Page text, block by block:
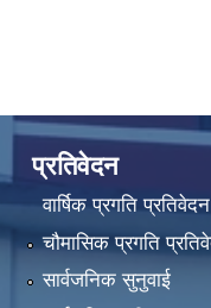
प्रतिवेदन
वार्षिक प्रगति प्रतिवेदन
चौमासिक प्रगति
सार्वजनिक सुनुवाई